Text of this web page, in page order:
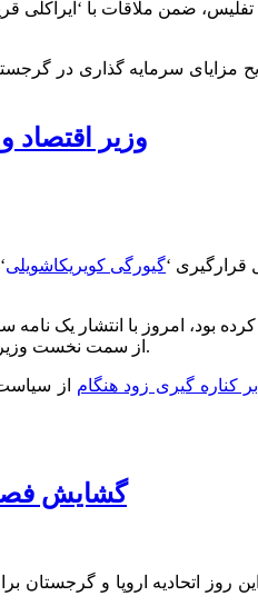
تفلیس، ضمن ملاقات با
سرمایه گذاری در
وزیر اقتصاد
قرارگیری ‘گیورگی کویریکاشویلی
کرده بود، امروز با انتشار یک
از سمت نخست وزیری، به تشریح برنامه های آتی خود در حوزه های اجتماعی پرداخت.
کناره گیری زود هنگام از
گشایش
روز اتحادیه اروپا و گرجستان